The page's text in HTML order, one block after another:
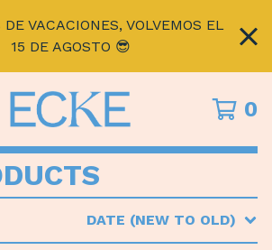
VACACIONES, VOLVEMOS EL
15 DE AGOSTO 😎
0
DATE (NEW TO OLD)